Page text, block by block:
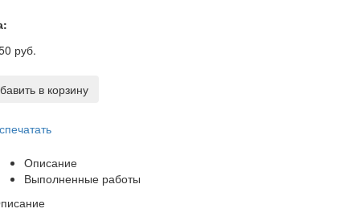
руб.
в корзину
Описание
Выполненные работы